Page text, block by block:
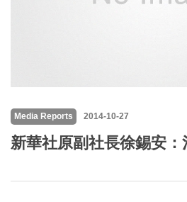
Media Reports 2014-10-27